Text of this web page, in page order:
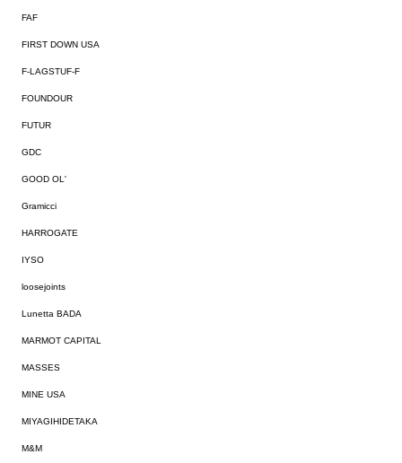
FAF
FIRST DOWN USA
F-LAGSTUF-F
FOUNDOUR
FUTUR
GDC
GOOD OL'
Gramicci
HARROGATE
IYSO
loosejoints
Lunetta BADA
MARMOT CAPITAL
MASSES
MINE USA
MIYAGIHIDETAKA
M&M